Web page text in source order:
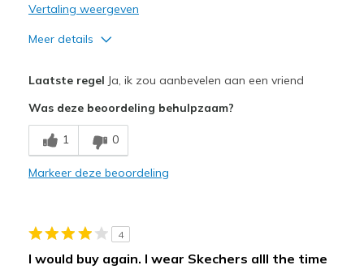
Vertaling weergeven
Meer details
Beste toepassingen
Casual Wear
Used for work
Sizing
View On Shoes
Shoes are for Wearing
Laatste regel Ja, ik zou aanbevelen aan een vriend
Was deze beoordeling behulpzaam?
1 0
Markeer deze beoordeling
4
I would buy again. I wear Skechers alll the time